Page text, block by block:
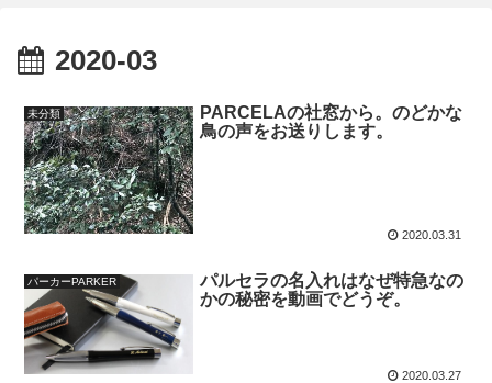
2020-03
未分類
PARCELAの社窓から。のどかな
鳥の声をお送りします。
2020.03.31
パーカーPARKER
パルセラの名入れはなぜ特急なの
かの秘密を動画でどうぞ。
2020.03.27